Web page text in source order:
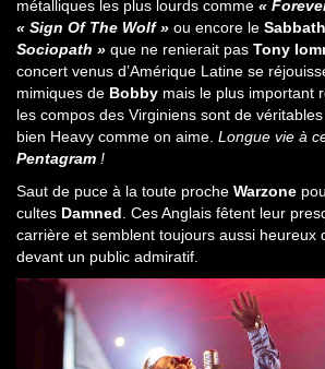
métalliques les plus lourds comme «
« Sign Of The Wolf » ou encore le Sabbath
Sociopath » que ne renierait pas Tony
concert venus d’Amérique Latine se
mimiques de Bobby mais le plus important
les compos des Virginiens sont de
bien Heavy comme on aime. Longue vie à
Pentagram !
Saut de puce à la toute proche Warzone
cultes Damned . Ces Anglais fêtent leur
carrière et semblent toujours aussi heureux
devant un public admiratif.